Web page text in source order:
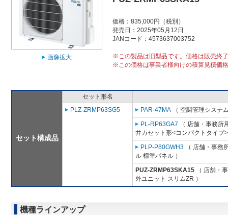
画像拡大
価格：835,000円（税別）
発売日：2025年05月12日
JANコード：4573637003752
※この製品は旧型品です。価格は販売終
※この価格は事業者様向けの積算見積価
セット構成品
セット形名
PLZ-ZRMP63SG5
PAR-47MA （ 空調管理システ
PL-RP63GA7 （ 店舗・事務所
井カセット形<コンパクトタイプ
PLP-P80GWH3 （ 店舗・事務
ル 標準パネル ）
PUZ-ZRMP63SKA15 （ 店舗・
外ユニット スリムZR ）
機種ラインアップ